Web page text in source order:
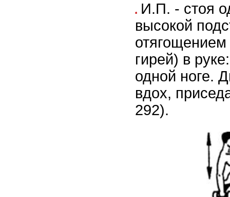
И.П. - стоя
высокой
гирей) в
одной ноге.
вдох,
292).